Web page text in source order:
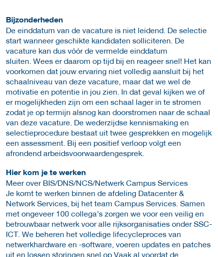
Bijzonderheden
De einddatum van de vacature is niet leidend. De selectie
start wanneer geschikte kandidaten solliciteren. De
vacature kan dus vóór de vermelde einddatum
sluiten. Wees er daarom op tijd bij en reageer snel! Het kan
voorkomen dat jouw ervaring niet volledig aansluit bij het
schaalniveau van deze vacature, maar dat we wel de
motivatie en potentie in jou zien. In dat geval kijken we of
er mogelijkheden zijn om een schaal lager in te stromen
zodat je op termijn alsnog kan doorstromen naar de schaal
van deze vacature. De wederzijdse kennismaking en
selectieprocedure bestaat uit twee gesprekken en mogelijk
een assessment. Bij een positief verloop volgt een
afrondend arbeidsvoorwaardengesprek.
Hier kom je te werken
Meer over BIS/DNS/NCS/Netwerk Campus Services
Je komt te werken binnen de afdeling Datacenter &
Network Services, bij het team Campus Services. Samen
met ongeveer 100 collega’s zorgen we voor een veilig en
betrouwbaar netwerk voor alle rijksorganisaties onder SSC-
ICT. We beheren het volledige lifecycleproces van
netwerkhardware en -software, voeren updates en patches
uit en lossen storingen snel op.Vaak al voordat de